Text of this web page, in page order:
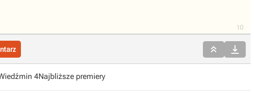
10
 
4Najbliższe premiery